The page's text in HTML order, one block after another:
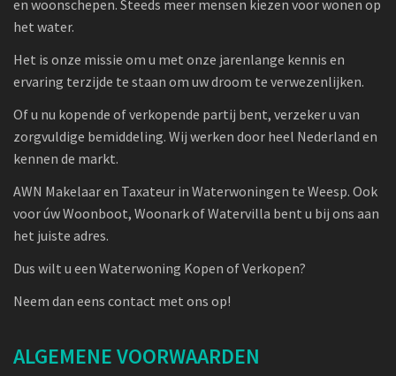
en woonschepen. Steeds meer mensen kiezen voor wonen op
het water.
Het is onze missie om u met onze jarenlange kennis en
ervaring terzijde te staan om uw droom te verwezenlijken.
Of u nu kopende of verkopende partij bent, verzeker u van
zorgvuldige bemiddeling. Wij werken door heel Nederland en
kennen de markt.
AWN Makelaar en Taxateur in Waterwoningen te Weesp. Ook
voor úw Woonboot, Woonark of Watervilla bent u bij ons aan
het juiste adres.
Dus wilt u een Waterwoning Kopen of Verkopen?
Neem dan eens contact met ons op!
ALGEMENE VOORWAARDEN